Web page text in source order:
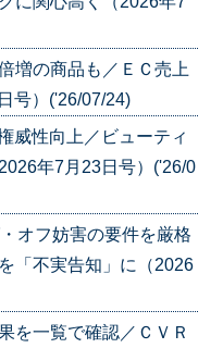
増の商品も／ＥＣ売上
号）('26/07/24)
威性向上／ビューティ
年7月23日号）('26/0
オフ妨害の要件を厳格
「不実告知」に（2026
を一覧で確認／ＣＶＲ